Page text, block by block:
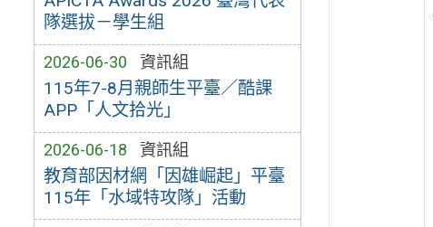
隊選拔－學生組
2026-06-30 資訊組
115年7-8月親師生平臺／酷課
APP「人文拾光」
2026-06-18 資訊組
教育部因材網「因雄崛起」平臺
115年「水域特攻隊」活動